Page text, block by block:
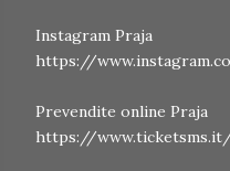
Instagram Praja
https://
Prevendite online Praja
https://